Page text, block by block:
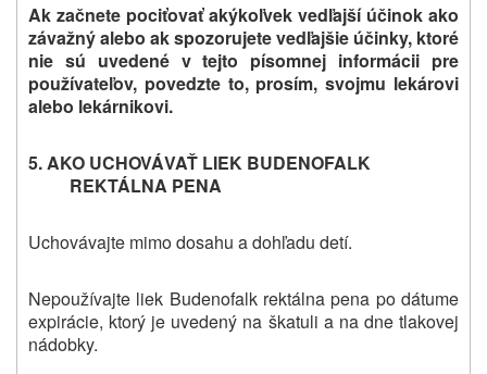
Ak začnete pociťovať akýkoľvek vedľajší účinok ako
závažný alebo ak spozorujete vedľajšie účinky, ktoré
nie sú uvedené v tejto písomnej informácii pre
používateľov, povedzte to, prosím, svojmu lekárovi
alebo lekárnikovi.
5. AKO UCHOVÁVAŤ LIEK BUDENOFALK
REKTÁLNA PENA
Uchovávajte mimo dosahu a dohľadu detí.
Nepoužívajte liek Budenofalk rektálna pena po dátume
expirácie, ktorý je uvedený na škatuli a na dne tlakovej
nádobky.